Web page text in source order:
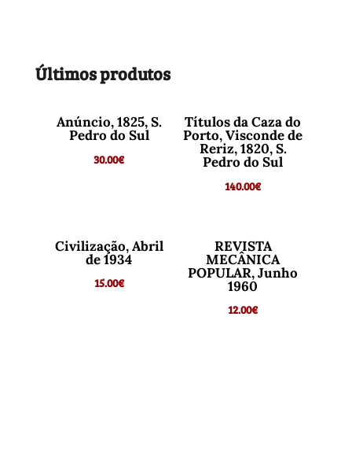
Últimos produtos
Anúncio, 1825, S.
Pedro do Sul
30.00€
Títulos da Caza do
Porto, Visconde de
Reriz, 1820, S.
Pedro do Sul
140.00€
Civilização, Abril
de 1934
15.00€
REVISTA
MECÂNICA
POPULAR, Junho
1960
12.00€